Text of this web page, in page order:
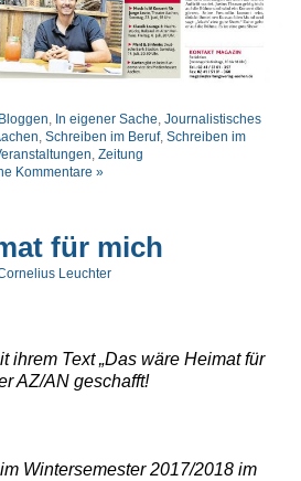
Bloggen, In eigener Sache, Journalistisches
, Schreiben im Beruf, Schreiben im
,Zeitung
Kommentare »
für mich
Leuchter
ihrem Text „Das wäre Heimat für
AZ/AN geschafft!
Wintersemester 2017/2018 im